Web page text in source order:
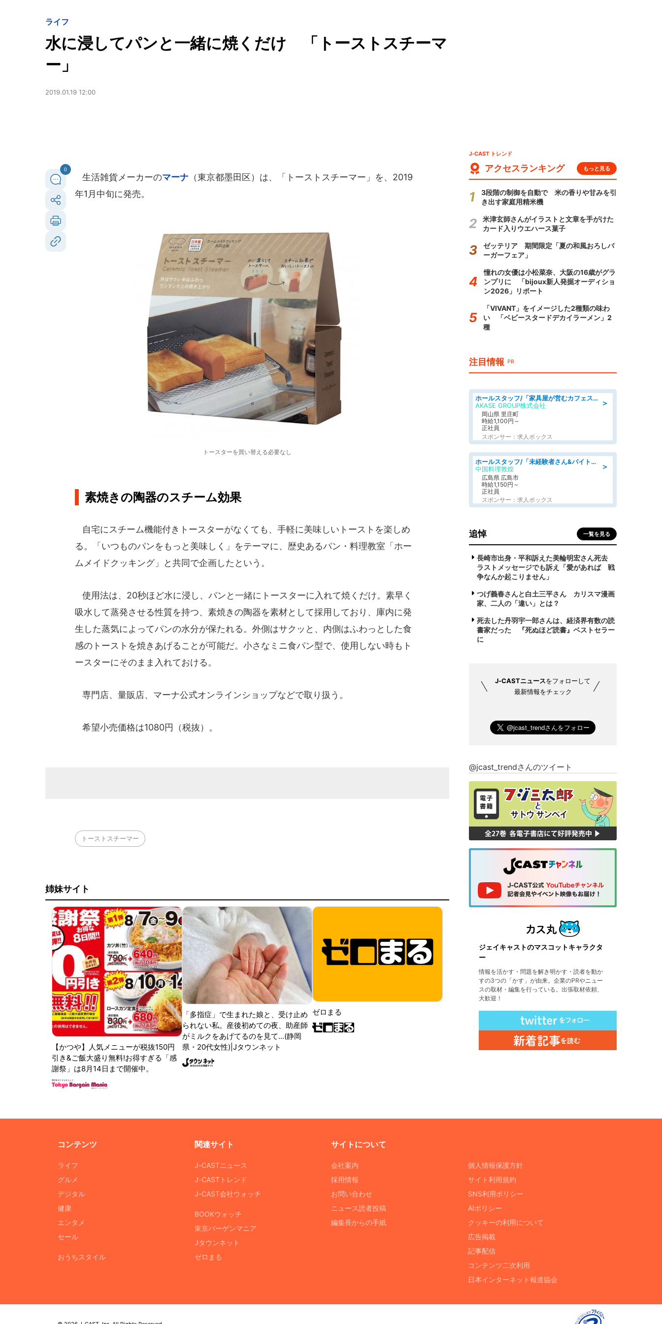
ライフ
水に浸してパンと一緒に焼くだけ 「トーストスチーマ
ー」
2019.01.19 12:00
0
生活雑貨メーカーのマーナ （東京都墨田区）は、「トーストスチーマー」を、2019
年1月中旬に発売。
トースターを買い替える必要なし
素焼きの陶器のスチーム効果
自宅にスチーム機能付きトースターがなくても、手軽に美味しいトーストを楽しめ
る。「いつものパンをもっと美味しく」をテーマに、歴史あるパン・料理教室「ホー
ムメイドクッキング」と共同で企画したという。
使用法は、20秒ほど水に浸し、パンと一緒にトースターに入れて焼くだけ。素早く
吸水して蒸発させる性質を持つ、素焼きの陶器を素材として採用しており、庫内に発
生した蒸気によってパンの水分が保たれる。外側はサクッと、内側はふわっとした食
感のトーストを焼きあげることが可能だ。小さなミニ食パン型で、使用しない時もト
ースターにそのまま入れておける。
専門店、量販店、マーナ公式オンラインショップなどで取り扱う。
希望小売価格は1080円（税抜）。
トーストスチーマー
姉妹サイト
【かつや】人気メニューが税抜150円
引き&ご飯大盛り無料!お得すぎる「感
謝祭」は8月14日まで開催中。
「多指症」で生まれた娘と、受け止め
られない私。産後初めての夜、助産師
がミルクをあげてるのを見て...(静岡
県・20代女性)|Jタウンネット
ゼロまる
J-CAST トレンド
アクセスランキング もっと見る
3段階の制御を自動で 米の香りや甘みを引
き出す家庭用精米機
米津玄師さんがイラストと文章を手がけた
カード入りウエハース菓子
ゼッテリア 期間限定「夏の和風おろしバ
ーガーフェア」
憧れの女優は小松菜奈、大阪の16歳がグラ
ンプリに 「bijoux新人発掘オーディショ
ン2026」リポート
「VIVANT」をイメージした2種類の味わ
い 「ベビースタードデカイラーメン」2
種
注目情報 PR
＞
ホールスタッフ/「家具屋が営むカフェスタッフ!」週2日～OK!嬉しいまかない付き/岡山県/浅口郡里庄町
AKASE GROUP株式会社
岡山県 里庄町
時給1,100円～
正社員
スポンサー：求人ボックス
＞
ホールスタッフ/「未経験者さん&バイトデビューも大歓迎」残業ほぼなし×1日3時間〜勤務OK!フォロー体制も充実/広島県/広島市南区
中国料理敦煌
広島県 広島市
時給1,150円～
正社員
スポンサー：求人ボックス
追悼 一覧を見る
長崎市出身・平和訴えた美輪明宏さん死去
ラストメッセージでも訴え「愛があれば 戦
争なんか起こりません」
つげ義春さんと白土三平さん カリスマ漫画
家、二人の「違い」とは？
死去した丹羽宇一郎さんは、経済界有数の読
書家だった 『死ぬほど読書』ベストセラー
に
J-CASTニュースをフォローして
最新情報をチェック
@jcast_trendさんのツイート
ジェイキャストのマスコットキャラクタ
ー
情報を活かす・問題を解き明かす・読者を動か
すの3つの「かす」が由来。企業のPRやニュー
スの取材・編集を行っている。出張取材依頼、
大歓迎！
コンテンツ
ライフ
グルメ
デジタル
健康
エンタメ
セール
おうちスタイル
関連サイト
J-CASTニュース
J-CASTトレンド
J-CAST会社ウォッチ
BOOKウォッチ
東京バーゲンマニア
Jタウンネット
ゼロまる
サイトについて
会社案内
採用情報
お問い合わせ
ニュース読者投稿
編集長からの手紙
個人情報保護方針
サイト利用規約
SNS利用ポリシー
AIポリシー
クッキーの利用について
広告掲載
記事配信
コンテンツ二次利用
日本インターネット報道協会